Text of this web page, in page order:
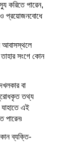
করিতে পারেন,
ও প্রয়োজনবোধে
আবাসস্থলে
সংগে কোন
বা
তথ্য
এই
পারেন৷
ব্যক্তি-